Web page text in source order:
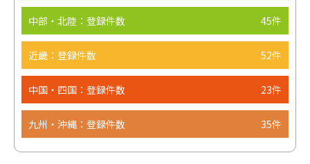
中部・北陸：登録件数 45件
近畿：登録件数 52件
中国・四国：登録件数 23件
九州・沖縄：登録件数 35件